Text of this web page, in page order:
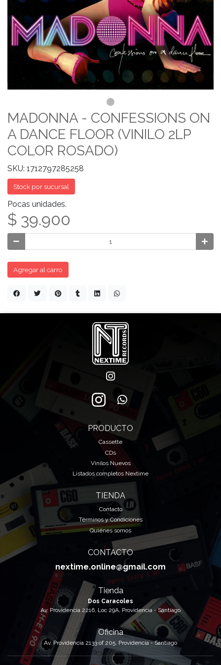
MADONNA - CONFESSIONS ON
A DANCE FLOOR (VINILO 2LP
COLOR ROSADO)
SKU: 1712797285258
Stock por sucursal
Pocas unidades.
$ 39.900
Agregar al carro
PRODUCTO
Cassette
CDs
Vinilos Nuevos
Listados completos Nextime
TIENDA
Contacto
Términos y Condiciones
Quiénes somos
CONTACTO
nextime.online@gmail.com
Tienda
Dos Caracoles
Av. Providencia 2216, Loc 29A, Providencia - Santiago
Oficina
Av. Providencia 2133 of 205, Providencia - Santiago